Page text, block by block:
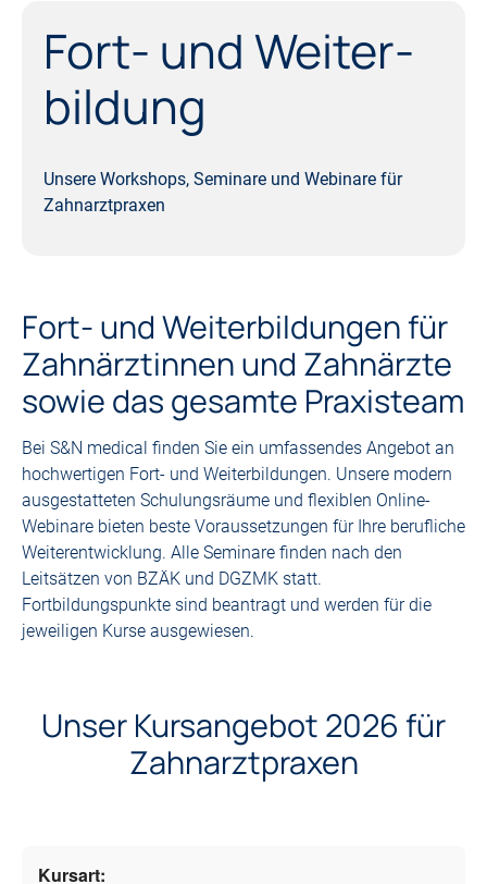
Fort- und Weiter­
bildung
Unsere Workshops, Seminare und Webinare für
Zahnarztpraxen
Fort- und Weiterbildungen für
Zahnärztinnen und Zahnärzte
sowie das gesamte Praxisteam
Bei S&N medical finden Sie ein umfassendes Angebot an
hochwertigen Fort- und Weiterbildungen. Unsere modern
ausgestatteten Schulungsräume und flexiblen Online-
Webinare bieten beste Voraussetzungen für Ihre berufliche
Weiterentwicklung. Alle Seminare finden nach den
Leitsätzen von BZÄK und DGZMK statt.
Fortbildungspunkte sind beantragt und werden für die
jeweiligen Kurse ausgewiesen.
Unser Kursangebot 2026 für
Zahnarztpraxen
Kursart: